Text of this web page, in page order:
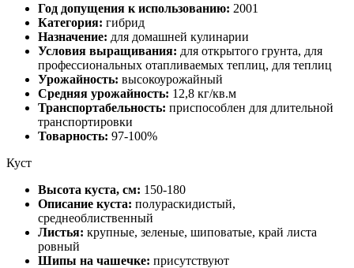
Год допущения к использованию: 2001
Категория: гибрид
Назначение: для домашней кулинарии
Условия выращивания: для открытого грунта, для
профессиональных отапливаемых теплиц, для теплиц
Урожайность: высокоурожайный
Средняя урожайность: 12,8 кг/кв.м
Транспортабельность: приспособлен для длительной
транспортировки
Товарность: 97-100%
Куст
Высота куста, см: 150-180
Описание куста: полураскидистый,
среднеоблиственный
Листья: крупные, зеленые, шиповатые, край листа
ровный
Шипы на чашечке: присутствуют